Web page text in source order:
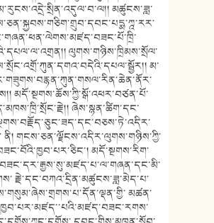
མཚུངས་ཟླ་
ལུགས་གཉིས་ཁྲིམས་སྲོལ་
མ་
མདོ་སྔགས་ཆོས་ཀྱི་སྒོ་འཕར་བཙན་པོ་
ཞེས་སྙན་ཚིག་དང་
ནི། གངས་ཅན་ལྗོངས་འདིར་ལུགས་གཉིས་ཀྱི་
མདོ་སྔགས་རིག་
རྗེ་དང་བཀའ་དྲིན་མཚུངས་ཟླ་མེད་པ་
མཚན་